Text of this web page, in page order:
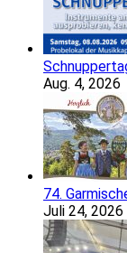
Aug. 4, 2026
74.
Juli 24, 2026